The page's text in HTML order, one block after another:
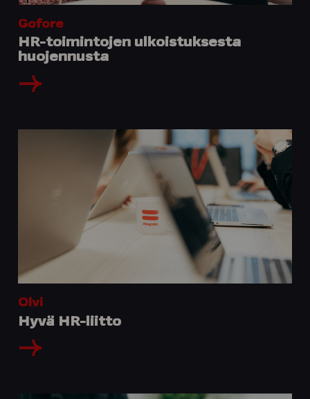
Gofore
HR-toimintojen ulkoistuksesta
huojennusta
Olvi
Hyvä HR-liitto